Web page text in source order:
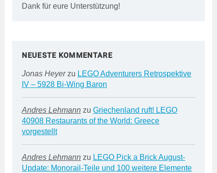
Dank für eure Unterstützung!
NEUESTE KOMMENTARE
Jonas Heyerzu LEGO Adventurers Retrospektive
IV – 5928 Bi-Wing Baron
Andres Lehmann zu Griechenland ruft! LEGO
40908 Restaurants of the World: Greece
vorgestellt
Andres Lehmann zu LEGO Pick a Brick August-
Update: Monorail-Teile und 100 weitere Elemente